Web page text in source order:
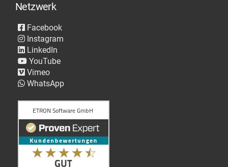
Netzwerk
Facebook
Instagram
LinkedIn
YouTube
Vimeo
WhatsApp